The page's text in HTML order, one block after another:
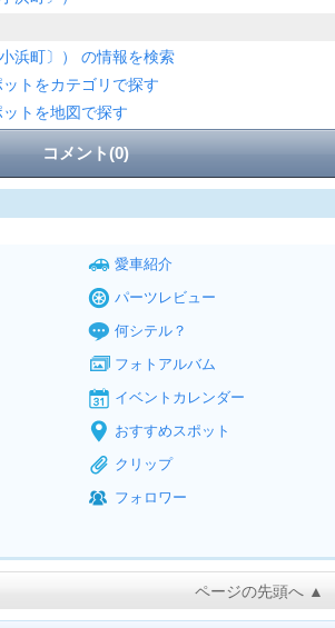
浜町〕） の情報を検索
トをカテゴリで探す
トを地図で探す
コメント(0)
愛車紹介
パーツレビュー
何シテル？
フォトアルバム
イベントカレンダー
おすすめスポット
クリップ
フォロワー
ページの先頭へ ▲